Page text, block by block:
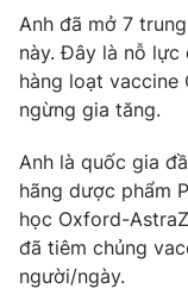
Chất lượng cuộc
Học trực tuyến
Hitech Công
Sản phẩm
Thị trường
Tư vấn
Giao lưu trực
Chuyên mục khác
Emagazine
Anh đã mở 7
này. Đây là nỗ lực
hàng loạt vaccine
ngừng gia tăng.
Anh là quốc gia
hãng dược phẩm
học Oxford-
đã tiêm chủng
người/ngày.